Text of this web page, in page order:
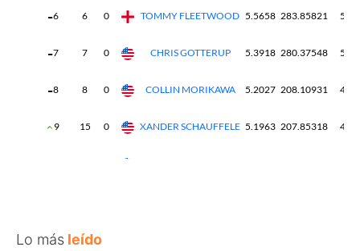
Lo más leído